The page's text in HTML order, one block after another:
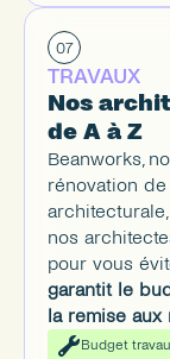
07
TRAVAUX
Nos
de A à Z
Beanworks,
rénovation
nos
pour vous
garantit le
la remise
Budget